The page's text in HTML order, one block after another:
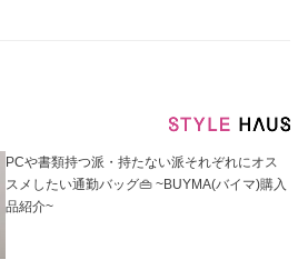
PCや書類持つ派・持たない派それぞれにオス
スメしたい通勤バッグ👜 ~BUYMA(バイマ)購入
品紹介~